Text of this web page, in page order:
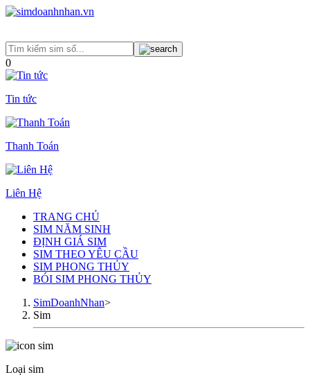
0
Tin tức
Thanh Toán
Liên Hệ
TRANG CHỦ
SIM NĂM SINH
ĐỊNH GIÁ SIM
SIM THEO YÊU CẦU
SIM PHONG THỦY
BÓI SIM PHONG THỦY
SimDoanhNhan>
Sim
Loại sim